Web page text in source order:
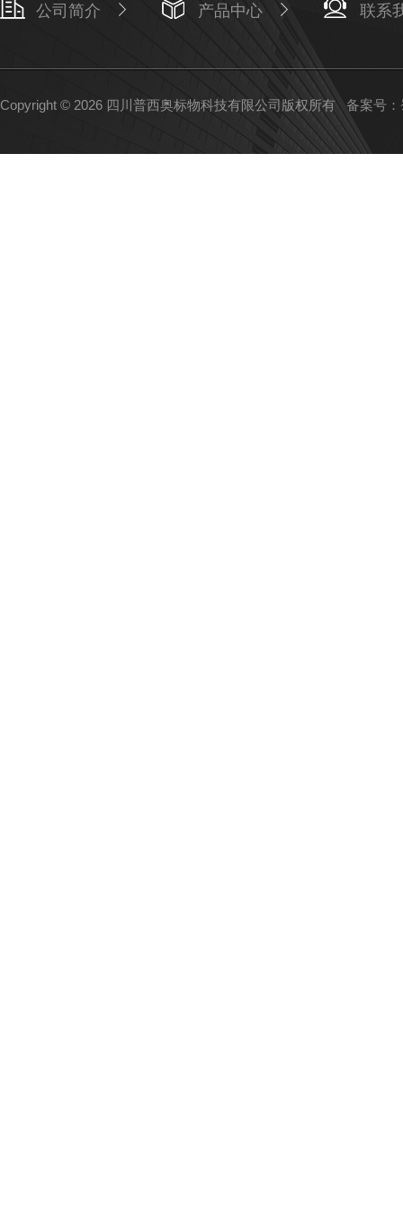
公司简介 产品中心 联系
Copyright © 2026 四川普西奥标物科技有限公司版权所有 备案号：